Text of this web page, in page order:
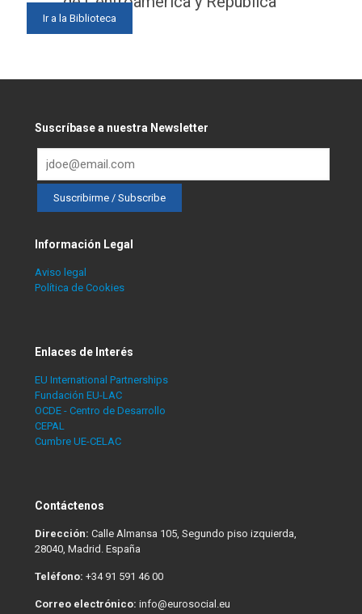
Dominicana
Ir a la Biblioteca
Suscríbase a nuestra Newsletter
Información Legal
Aviso legal
Política de Cookies
Enlaces de Interés
EU International Partnerships
Fundación EU-LAC
OCDE - Centro de Desarrollo
CEPAL
Cumbre UE-CELAC
Contáctenos
Dirección: Calle Almansa 105, Segundo piso izquierda,
28040, Madrid. España
Teléfono: +34 91 591 46 00
Correo electrónico: info@eurosocial.eu